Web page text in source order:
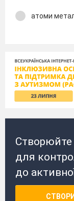
атоми
Створюйте
для
до